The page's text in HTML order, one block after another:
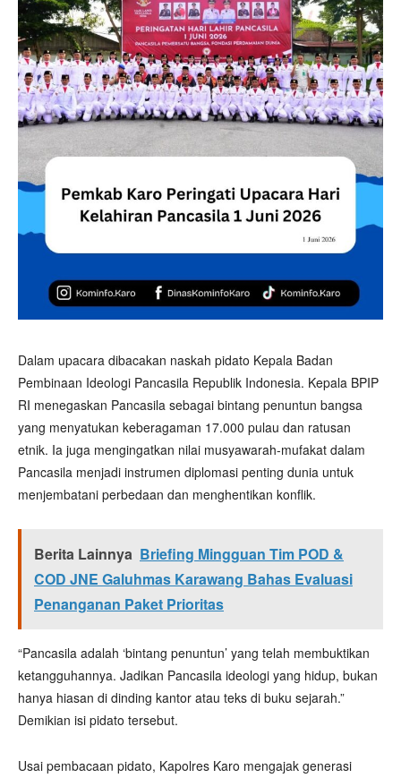
Dalam upacara dibacakan naskah pidato Kepala Badan
Pembinaan Ideologi Pancasila Republik Indonesia. Kepala BPIP
RI menegaskan Pancasila sebagai bintang penuntun bangsa
yang menyatukan keberagaman 17.000 pulau dan ratusan
etnik. Ia juga mengingatkan nilai musyawarah-mufakat dalam
Pancasila menjadi instrumen diplomasi penting dunia untuk
menjembatani perbedaan dan menghentikan konflik.
Berita Lainnya Briefing Mingguan Tim POD &
COD JNE Galuhmas Karawang Bahas Evaluasi
Penanganan Paket Prioritas
“Pancasila adalah ‘bintang penuntun’ yang telah membuktikan
ketangguhannya. Jadikan Pancasila ideologi yang hidup, bukan
hanya hiasan di dinding kantor atau teks di buku sejarah.”
Demikian isi pidato tersebut.
Usai pembacaan pidato, Kapolres Karo mengajak generasi